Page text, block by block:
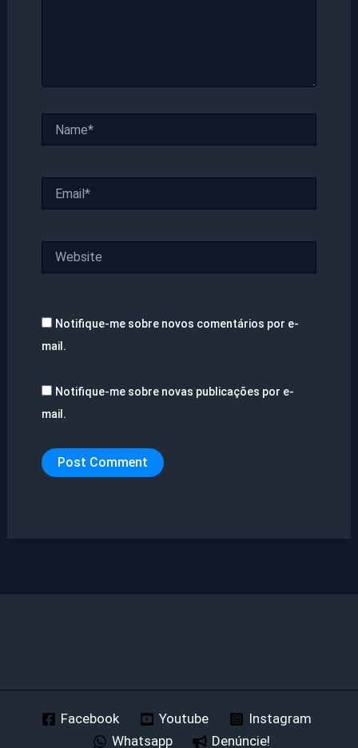
Notifique-me sobre novos comentários por e-
mail.
Notifique-me sobre novas publicações por e-
mail.
Facebook Youtube
Instagram
Whatsapp
Denúncie!